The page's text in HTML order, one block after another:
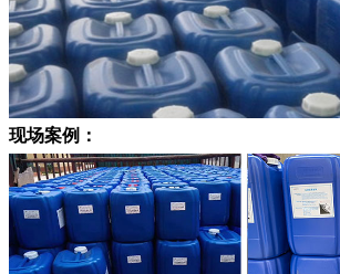
现场案例：